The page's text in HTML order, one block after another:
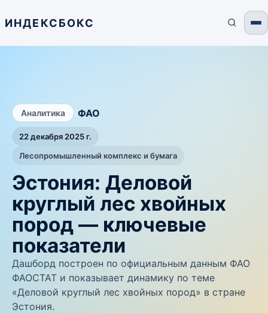
ИНДЕКСБОКС
Аналитика ФАО
22 декабря 2025 г.
Лесопромышленный комплекс и бумага
Эстония: Деловой
круглый лес хвойных
пород — ключевые
показатели
Дашборд построен по официальным данным ФАО
ФАОСТАТ и показывает динамику по теме
«Деловой круглый лес хвойных пород» в стране
Эстония.